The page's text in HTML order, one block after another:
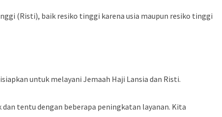
(Risti), baik resiko tinggi karena usia maupun resiko tinggi
untuk melayani Jemaah Haji Lansia dan Risti.
tentu dengan beberapa peningkatan layanan. Kita